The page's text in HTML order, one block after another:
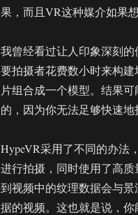
果，而且VR这种媒介如果
我曾经看过让人印象深刻
要拍摄者花费数小时来构
片组合成一个模型。结果
的，因为你无法足够快速地
HypeVR采用了不同的办法
进行拍摄，同时使用了高
到视频中的纹理数据会与
据的视频。这也就是说，